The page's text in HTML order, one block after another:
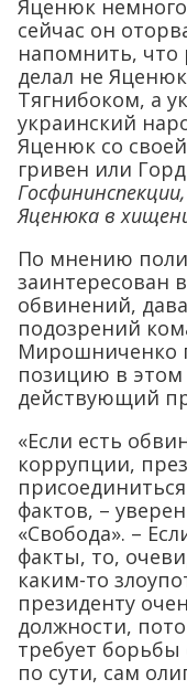
Яценюк немного
сейчас он
напомнить,
делал не
Тягнибоком, а
украинский
Яценюк со
гривен или
Яценюка в
По мнению
заинтересован
обвинений,
подозрений
Мирошниченко
позицию в этом
действующий
«Если есть
коррупции,
фактов, –
«Свобода». –
факты, то,
каким-то
президенту
должности,
требует борьбы
по сути, сам